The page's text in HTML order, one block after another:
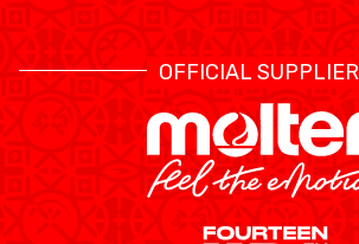
OFFICIAL